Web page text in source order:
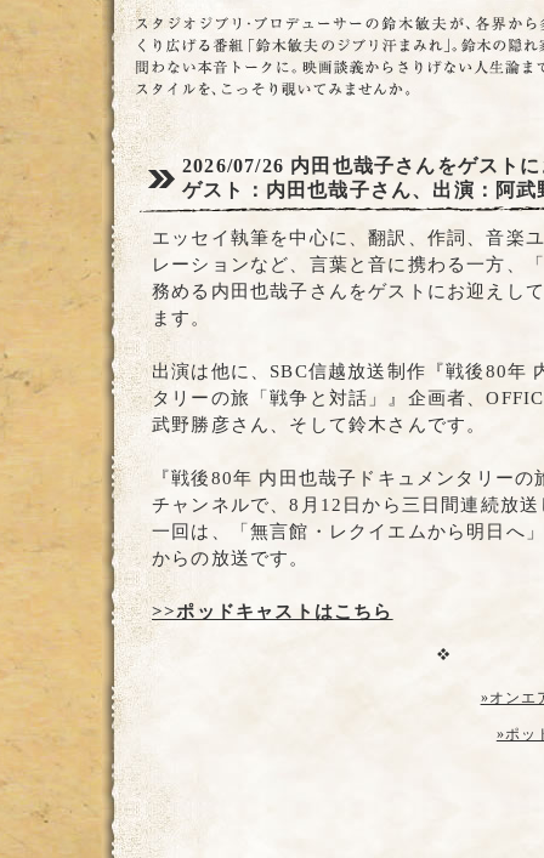
2026/07/26 内田也哉子さんをゲスト
ゲスト：内田也哉子さん、出演：阿武
エッセイ執筆を中心に、翻訳、作詞、音楽
レーションなど、言葉と音に携わる一方、
務める内田也哉子さんをゲストにお迎えし
ます。
出演は他に、SBC信越放送制作『戦後80年
タリーの旅「戦争と対話」』企画者、
武野勝彦さん、そして鈴木さんです。
『戦後80年 内田也哉子ドキュメンタリー
チャンネルで、8月12日から三日間連続放
一回は、「無言館・レクイエムから明日へ
からの放送です。
>>ポッドキャストはこちら
»オンエ
»ポッ